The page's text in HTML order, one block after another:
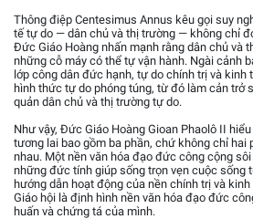
Thông điệp Centesimus Annus kêu gọi suy
tế tự do — dân chủ và thị trường — không chỉ
Đức Giáo Hoàng nhấn mạnh rằng dân chủ và
những cỗ máy có thể tự vận hành. Ngài cảnh
lớp công dân đức hạnh, tự do chính trị và kinh
hình thức tự do phóng túng, từ đó làm cản trở
quản dân chủ và thị trường tự do.
Như vậy, Đức Giáo Hoàng Gioan Phaolô II
tương lai bao gồm ba phần, chứ không chỉ hai
nhau. Một nền văn hóa đạo đức công cộng
những đức tính giúp sống trọn vẹn cuộc sống
hướng dẫn hoạt động của nền chính trị và
Giáo hội là định hình nền văn hóa đạo đức
huấn và chứng tá của mình.